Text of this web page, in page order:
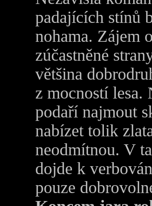
padajících stínů
nohama. Zájem
zúčastněné
většina
z mocností lesa.
podaří najmout
nabízet tolik
neodmítnou. V
dojde k
pouze